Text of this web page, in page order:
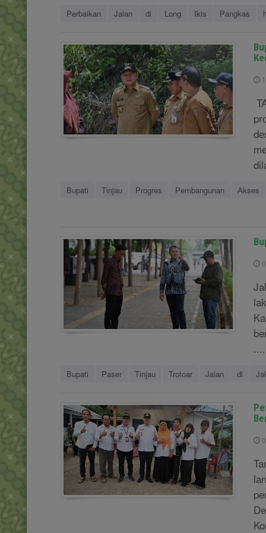
Perbaikan Jalan di Long Ikis Pangkas
Bupati Tinjau Progres Pembangunan Akses
....
Bupati Paser Tinjau Trotoar Jalan di